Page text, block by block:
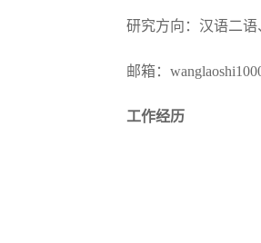
研究方向：汉语二语
邮箱：
工作经历